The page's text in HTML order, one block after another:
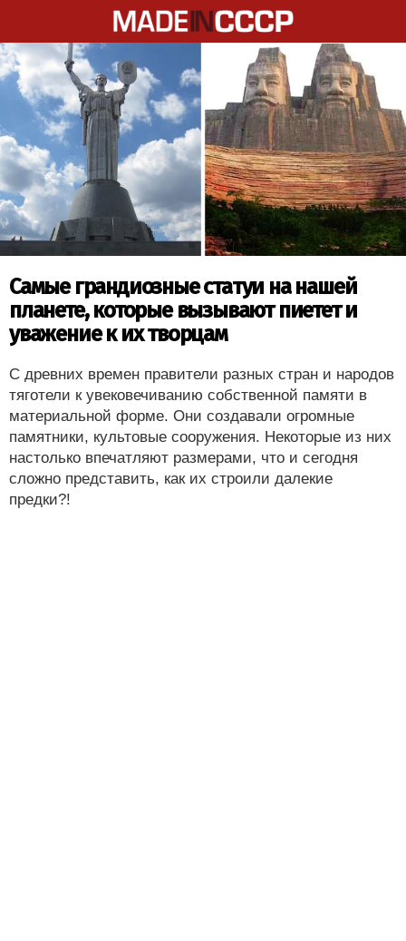
Самые грандиозные статуи на нашей
планете, которые вызывают пиетет и
уважение к их творцам
С древних времен правители разных стран и народов
тяготели к увековечиванию собственной памяти в
материальной форме. Они создавали огромные
памятники, культовые сооружения. Некоторые из них
настолько впечатляют размерами, что и сегодня
сложно представить, как их строили далекие
предки?!